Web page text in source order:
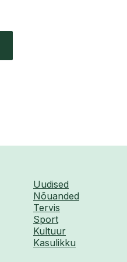
Uudised
Nõuanded
Tervis
Sport
Kultuur
Kasulikku